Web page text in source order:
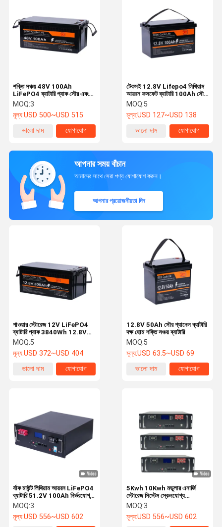
শক্তি সঞ্চয় 48V 100Ah
LiFePO4 ব্যাটারি প্যাক সৌর এবং
অফ গ্রিড সিস্টেমের জন্য
MOQ:3
মূল্য:USD 500~USD 515
ভালো দাম
যোগাযোগ
টেকসই 12.8V Lifepo4 লিথিয়াম
আয়রন ফসফেট ব্যাটারি 100Ah সৌর
সঞ্চয় ব্যাটারি
MOQ:5
মূল্য:USD 127~USD 138
ভালো দাম
যোগাযোগ
আপনার সময় বাঁচান
আমাদের সাথে সেরা পণ্য যোগাযোগ করুন।
আপনার প্রয়োজনীয়তা দিন
12.8V 50Ah সৌর প্যানেল ব্যাটারি
দক্ষ হোম শক্তি সঞ্চয় ব্যাটারি
MOQ:5
মূল্য:USD 63.5~USD 69
ভালো দাম
যোগাযোগ
পাওয়ার স্টোরেজ 12V LiFePO4
ব্যাটারি প্যাক 3840Wh 12.8V
300Ah LiFePO4 লিথিয়াম ব্যাটারি
MOQ:5
মূল্য:USD 372~USD 404
ভালো দাম
যোগাযোগ
5Kwh 10Kwh মডুলার এনার্জি
স্টোরেজ সিস্টেম স্কেলযোগ্য
LiFePO4 ব্যাটারি প্যাক
MOQ:3
মূল্য:USD 556~USD 602
র্যাক মাউন্ট লিথিয়াম আয়রন LiFePO4
ব্যাটারি 51.2V 100Ah নির্ভরযোগ্য
শক্তি 6000 চক্র জীবন
MOQ:3
মূল্য:USD 556~USD 602